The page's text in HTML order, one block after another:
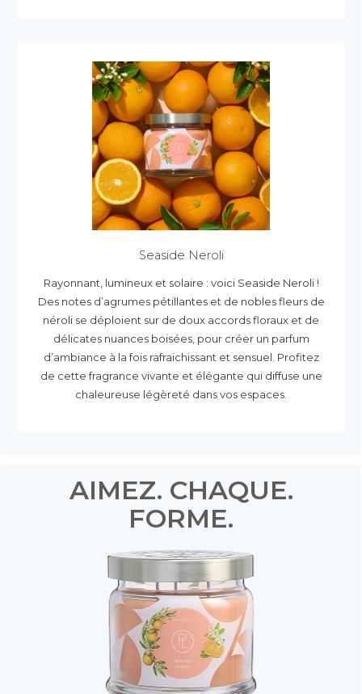
Seaside Neroli
Rayonnant, lumineux et solaire : voici Seaside Neroli !
Des notes d’agrumes pétillantes et de nobles fleurs de
néroli se déploient sur de doux accords floraux et de
délicates nuances boisées, pour créer un parfum
d’ambiance à la fois rafraichissant et sensuel. Profitez
de cette fragrance vivante et élégante qui diffuse une
chaleureuse légèreté dans vos espaces.
AIMEZ. CHAQUE.
FORME.